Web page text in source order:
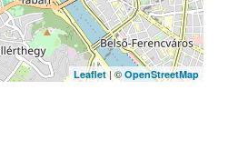
Leaflet| © OpenStreetMap